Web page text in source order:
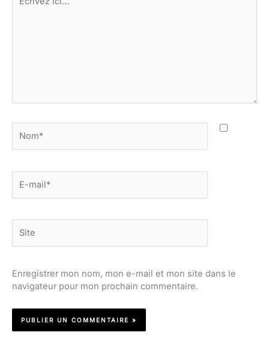
ici…
mail*
Enregistrer mon nom, mon e-mail et mon site dans le
navigateur pour mon prochain commentaire.